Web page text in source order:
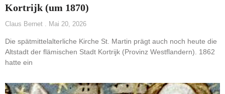
Kortrijk (um 1870)
Claus Bernet Mai 20, 2026
Die spätmittelalterliche Kirche St. Martin prägt auch noch heute die
Altstadt der flämischen Stadt Kortrijk (Provinz Westflandern). 1862
hatte ein